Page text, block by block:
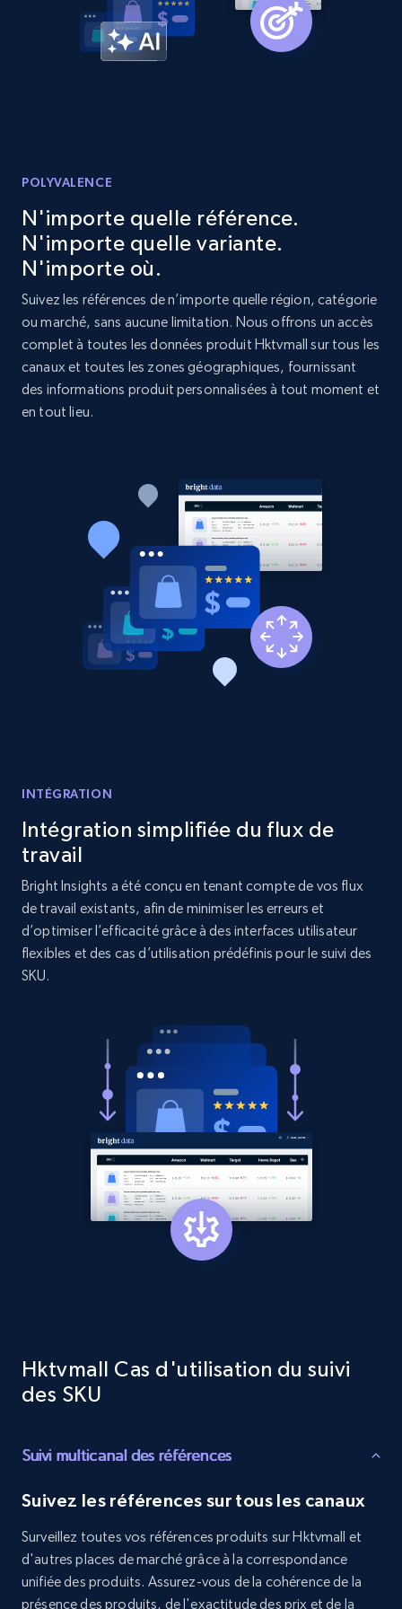
URL, Product id, Listing inventory id, Title, Rating,
Reviews count shop, Reviews count item, Initial
price, and more.
Etsy - Collect data on products using
specified keywords
URL, Product id, Listing inventory id, Title, Rating,
Reviews count shop, Reviews count item, Initial
price, and more.
1.9K+ 322+ Commencer
Etsy - Collects data from shop's URL
price, and more.
1.9K+ Commencer
Amazon products search
Asin, URL, Name, Sponsored, Initial price, Final
price, Currency, Sold, and more.
Target
URL, Product id, Title, Product description,
Rating, Reviews count, Initial price, Discount,
1.3K+ 175+ Commencer
specified keywords
URL, Product id, Title, Product description,
Rating, Reviews count, Initial price, Discount,
and more.
1.3K+ Commencer
Target - Discover products by category url
URL, Product id, Title, Product description,
UPC
Rating, Reviews count, Initial price, Discount,
1.3K+ 175+ Commencer
POLYVALENCE
N'importe quelle référence.
N'importe quelle variante.
N'importe où.
Suivez les références de n’importe quelle région, catégorie
ou marché, sans aucune limitation. Nous offrons un accès
complet à toutes les données produit Hktvmall sur tous les
canaux et toutes les zones géographiques, fournissant
des informations produit personnalisées à tout moment et
en tout lieu.
INTÉGRATION
Intégration simplifiée du flux de
travail
Bright Insights a été conçu en tenant compte de vos flux
de travail existants, afin de minimiser les erreurs et
d’optimiser l’efficacité grâce à des interfaces utilisateur
flexibles et des cas d’utilisation prédéfinis pour le suivi des
SKU.
Hktvmall Cas d'utilisation du suivi
des SKU
Suivi multicanal des références
Suivez les références sur tous les canaux
Surveillez toutes vos références produits sur Hktvmall et
d'autres places de marché grâce à la correspondance
unifiée des produits. Assurez-vous de la cohérence de la
présence des produits, de l'exactitude des prix et de la